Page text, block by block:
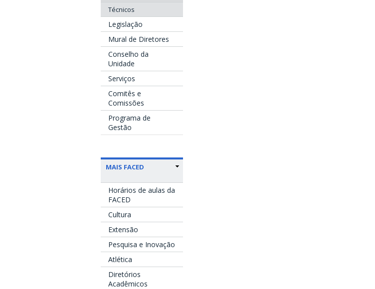
Técnicos
Legislação
Mural de Diretores
Conselho da
Unidade
Serviços
Comitês e
Comissões
Programa de
Gestão
MAIS FACED
Horários de aulas da
FACED
Cultura
Extensão
Pesquisa e Inovação
Atlética
Diretórios
Acadêmicos